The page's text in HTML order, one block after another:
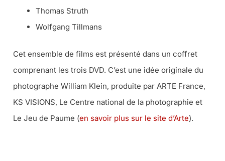
Thomas Struth
Wolfgang Tillmans
Cet ensemble de films est présenté dans un coffret
comprenant les trois DVD. C’est une idée originale du
photographe William Klein, produite par ARTE France,
KS VISIONS, Le Centre national de la photographie et
Le Jeu de Paume (en savoir plus sur le site d’Arte).